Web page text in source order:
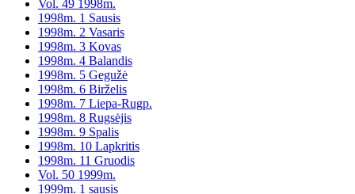
Vol. 49 1998m.
1998m. 1 Sausis
1998m. 2 Vasaris
1998m. 3 Kovas
1998m. 4 Balandis
1998m. 5 Gegužė
1998m. 6 Birželis
1998m. 7 Liepa-Rugp.
1998m. 8 Rugsėjis
1998m. 9 Spalis
1998m. 10 Lapkritis
1998m. 11 Gruodis
Vol. 50 1999m.
1999m. 1 sausis